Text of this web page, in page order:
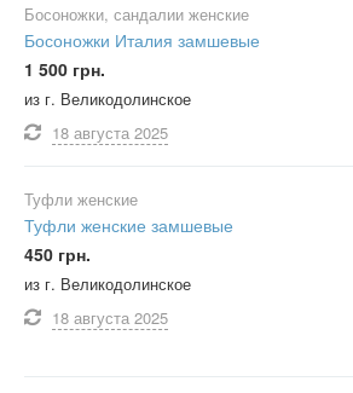
Босоножки, сандалии женские
Босоножки Италия замшевые
1 500 грн.
из г. Великодолинское
18 августа 2025
Туфли женские
Туфли женские замшевые
450 грн.
из г. Великодолинское
18 августа 2025